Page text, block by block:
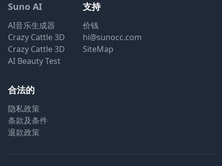
Suno AI
AI音乐生成器
Crazy Cattle 3D
Crazy Cattle 3D
AI Beauty Test
支持
价钱
hi@sunocc.com
SiteMap
合法的
隐私政策
条款及条件
退款政策